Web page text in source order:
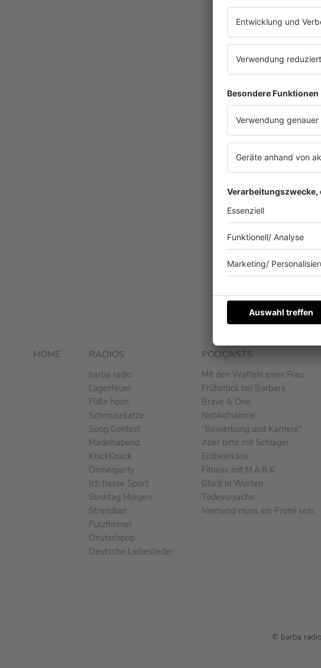
HOME RADIOS
barba radio
Lagerfeuer
Füße hoch
Schmusekatze
Song Contest
Mädelsabend
KnickKnack
Dinnerparty
Ich hasse Sport
Sonntag Morgen
Strandbar
Putzfimmel
Deutschpop
Deutsche Liebeslieder
PODCASTS
Mit den Waffeln einer Frau
Frühstück bei Barbara
Brave & One
NotAufnahme
"Bewerbung und Karriere"
Aber bitte mit Schlager
Erdbeerkäse
Fitness mit M.A.R.K
Glück in Worten
Todesursache
Niemand muss ein Promi sein
© barba